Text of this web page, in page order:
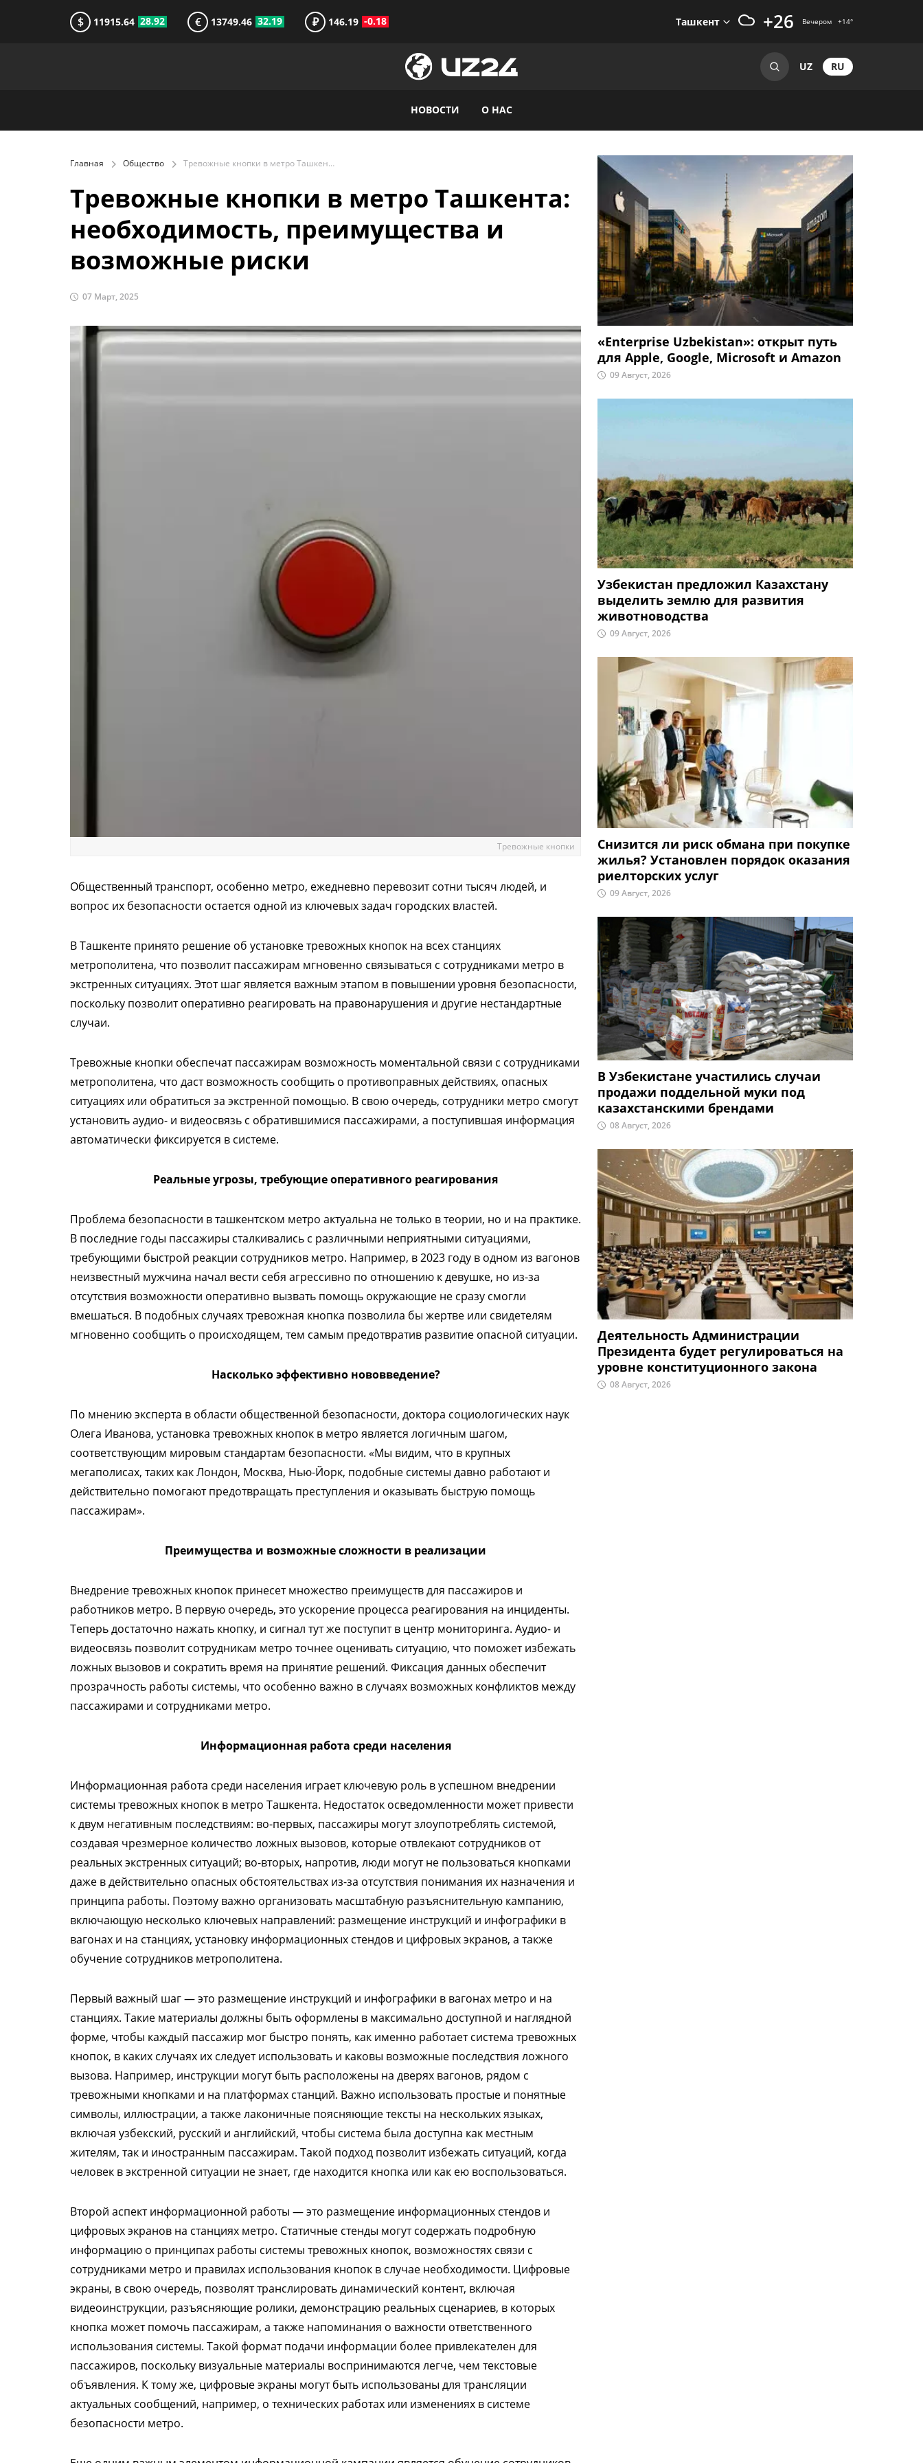
$ 11915.64 28.92 € 13749.46 32.19 ₽ 146.19 -0.18 Ташкент +26 Вечером +14°
UZ RU
НОВОСТИ О НАС
Главная Общество Тревожные кнопки в метро Ташкента: необходимость, преимущества и возможные риски
Тревожные кнопки в метро Ташкента:
необходимость, преимущества и
возможные риски
07 Март, 2025
Тревожные кнопки
Общественный транспорт, особенно метро, ежедневно перевозит сотни тысяч людей, и
вопрос их безопасности остается одной из ключевых задач городских властей.
В Ташкенте принято решение об установке тревожных кнопок на всех станциях
метрополитена, что позволит пассажирам мгновенно связываться с сотрудниками метро в
экстренных ситуациях. Этот шаг является важным этапом в повышении уровня безопасности,
поскольку позволит оперативно реагировать на правонарушения и другие нестандартные
случаи.
Тревожные кнопки обеспечат пассажирам возможность моментальной связи с сотрудниками
метрополитена, что даст возможность сообщить о противоправных действиях, опасных
ситуациях или обратиться за экстренной помощью. В свою очередь, сотрудники метро смогут
установить аудио- и видеосвязь с обратившимися пассажирами, а поступившая информация
автоматически фиксируется в системе.
Реальные угрозы, требующие оперативного реагирования
Проблема безопасности в ташкентском метро актуальна не только в теории, но и на практике.
В последние годы пассажиры сталкивались с различными неприятными ситуациями,
требующими быстрой реакции сотрудников метро. Например, в 2023 году в одном из вагонов
неизвестный мужчина начал вести себя агрессивно по отношению к девушке, но из-за
отсутствия возможности оперативно вызвать помощь окружающие не сразу смогли
вмешаться. В подобных случаях тревожная кнопка позволила бы жертве или свидетелям
мгновенно сообщить о происходящем, тем самым предотвратив развитие опасной ситуации.
Насколько эффективно нововведение?
По мнению эксперта в области общественной безопасности, доктора социологических наук
Олега Иванова, установка тревожных кнопок в метро является логичным шагом,
соответствующим мировым стандартам безопасности. «Мы видим, что в крупных
мегаполисах, таких как Лондон, Москва, Нью-Йорк, подобные системы давно работают и
действительно помогают предотвращать преступления и оказывать быструю помощь
пассажирам».
Преимущества и возможные сложности в реализации
Внедрение тревожных кнопок принесет множество преимуществ для пассажиров и
работников метро. В первую очередь, это ускорение процесса реагирования на инциденты.
Теперь достаточно нажать кнопку, и сигнал тут же поступит в центр мониторинга. Аудио- и
видеосвязь позволит сотрудникам метро точнее оценивать ситуацию, что поможет избежать
ложных вызовов и сократить время на принятие решений. Фиксация данных обеспечит
прозрачность работы системы, что особенно важно в случаях возможных конфликтов между
пассажирами и сотрудниками метро.
Информационная работа среди населения
Информационная работа среди населения играет ключевую роль в успешном внедрении
системы тревожных кнопок в метро Ташкента. Недостаток осведомленности может привести
к двум негативным последствиям: во-первых, пассажиры могут злоупотреблять системой,
создавая чрезмерное количество ложных вызовов, которые отвлекают сотрудников от
реальных экстренных ситуаций; во-вторых, напротив, люди могут не пользоваться кнопками
даже в действительно опасных обстоятельствах из-за отсутствия понимания их назначения и
принципа работы. Поэтому важно организовать масштабную разъяснительную кампанию,
включающую несколько ключевых направлений: размещение инструкций и инфографики в
вагонах и на станциях, установку информационных стендов и цифровых экранов, а также
обучение сотрудников метрополитена.
Первый важный шаг — это размещение инструкций и инфографики в вагонах метро и на
станциях. Такие материалы должны быть оформлены в максимально доступной и наглядной
форме, чтобы каждый пассажир мог быстро понять, как именно работает система тревожных
кнопок, в каких случаях их следует использовать и каковы возможные последствия ложного
вызова. Например, инструкции могут быть расположены на дверях вагонов, рядом с
тревожными кнопками и на платформах станций. Важно использовать простые и понятные
символы, иллюстрации, а также лаконичные поясняющие тексты на нескольких языках,
включая узбекский, русский и английский, чтобы система была доступна как местным
жителям, так и иностранным пассажирам. Такой подход позволит избежать ситуаций, когда
человек в экстренной ситуации не знает, где находится кнопка или как ею воспользоваться.
Второй аспект информационной работы — это размещение информационных стендов и
цифровых экранов на станциях метро. Статичные стенды могут содержать подробную
информацию о принципах работы системы тревожных кнопок, возможностях связи с
сотрудниками метро и правилах использования кнопок в случае необходимости. Цифровые
экраны, в свою очередь, позволят транслировать динамический контент, включая
видеоинструкции, разъясняющие ролики, демонстрацию реальных сценариев, в которых
кнопка может помочь пассажирам, а также напоминания о важности ответственного
использования системы. Такой формат подачи информации более привлекателен для
пассажиров, поскольку визуальные материалы воспринимаются легче, чем текстовые
объявления. К тому же, цифровые экраны могут быть использованы для трансляции
актуальных сообщений, например, о технических работах или изменениях в системе
безопасности метро.
«Enterprise Uzbekistan»: открыт путь
для Apple, Google, Microsoft и Amazon
09 Август, 2026
Узбекистан предложил Казахстану
выделить землю для развития
животноводства
09 Август, 2026
Снизится ли риск обмана при покупке
жилья? Установлен порядок оказания
риелторских услуг
09 Август, 2026
В Узбекистане участились случаи
продажи поддельной муки под
казахстанскими брендами
08 Август, 2026
Деятельность Администрации
Президента будет регулироваться на
уровне конституционного закона
08 Август, 2026